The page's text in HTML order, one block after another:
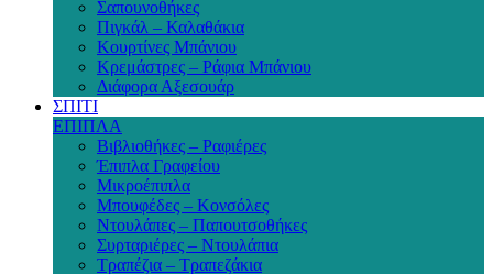
Σαπουνοθήκες
Πιγκάλ – Καλαθάκια
Κουρτίνες Μπάνιου
Κρεμάστρες – Ράφια Μπάνιου
Διάφορα Αξεσουάρ
ΣΠΙΤΙ
ΕΠΙΠΛΑ
Βιβλιοθήκες – Ραφιέρες
Έπιπλα Γραφείου
Μικροέπιπλα
Μπουφέδες – Κονσόλες
Ντουλάπες – Παπουτσοθήκες
Συρταριέρες – Ντουλάπια
Τραπέζια – Τραπεζάκια